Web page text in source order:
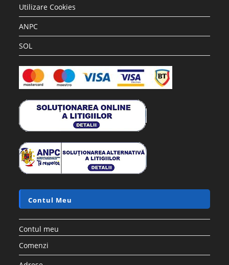
Utilizare Cookies
ANPC
SOL
Contul Meu
Contul meu
Comenzi